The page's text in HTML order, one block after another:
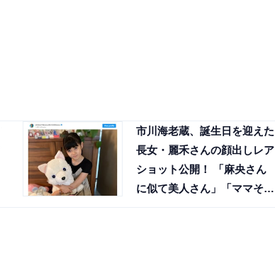
市川海老蔵、誕生日を迎えた
長女・麗禾さんの顔出しレア
ショット公開！ 「麻央さん
に似て美人さん」「ママそっ